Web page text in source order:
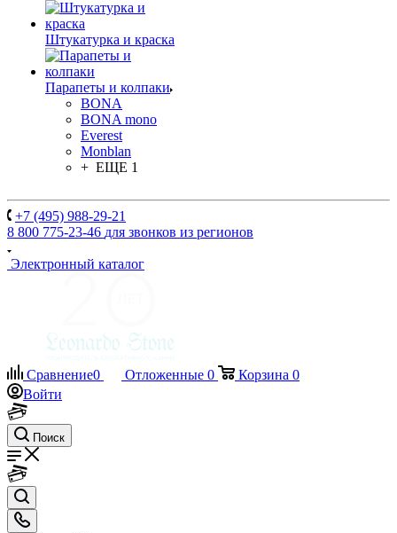
Штукатурка и краска
Парапеты и колпаки
BONA
BONA mono
Everest
Monblan
+ ЕЩЕ 1
+7 (495) 988-29-21
8 800 775-23-46 для звонков из регионов
Электронный каталог
Сравнение0 Отложенные 0 Корзина 0
Войти
Поиск